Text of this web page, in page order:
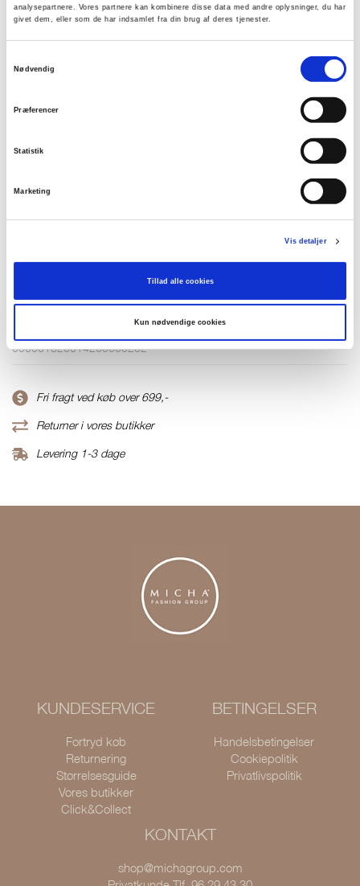
analysepartnere. Vores partnere kan kombinere disse data med andre oplysninger, du har
givet dem, eller som de har indsamlet fra din brug af deres tjenester.
Nødvendig
Præferencer
Statistik
Marketing
Vis detaljer
Tillad alle cookies
Kun nødvendige cookies
XS XXXL
Få på lager
45%Modal45%Cot10%Elastane
000001820014200000202
Fri fragt ved køb over 699,-
Returner i vores butikker
Levering 1-3 dage
KUNDESERVICE
Fortryd køb
Returnering
Størrelsesguide
Vores butikker
Click&Collect
BETINGELSER
Handelsbetingelser
Cookiepolitik
Privatlivspolitik
KONTAKT
shop@michagroup.com